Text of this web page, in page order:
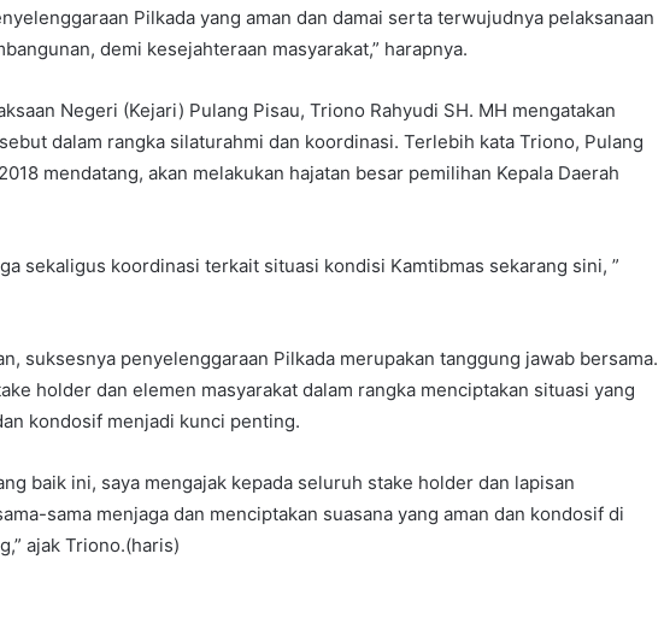
Pilkada yang aman dan damai serta terwujudnya pelaksanaan
demi kesejahteraan masyarakat,” harapnya.
Negeri (Kejari) Pulang Pisau, Triono Rahyudi SH. MH mengatakan
dalam rangka silaturahmi dan koordinasi. Terlebih kata Triono, Pulang
mendatang, akan melakukan hajatan besar pemilihan Kepala Daerah
sekaligus koordinasi terkait situasi kondisi Kamtibmas sekarang sini, ”
suksesnya penyelenggaraan Pilkada merupakan tanggung jawab bersama.
holder dan elemen masyarakat dalam rangka menciptakan situasi yang
kondosif menjadi kunci penting.
baik ini, saya mengajak kepada seluruh stake holder dan lapisan
sama menjaga dan menciptakan suasana yang aman dan kondosif di
ajak Triono.(haris)